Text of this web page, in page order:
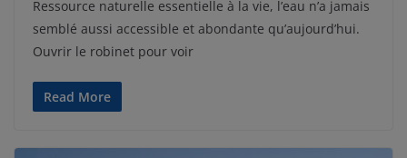
Ressource naturelle essentielle à la vie, l’eau n’a jamais
semblé aussi accessible et abondante qu’aujourd’hui.
Ouvrir le robinet pour voir
Read More